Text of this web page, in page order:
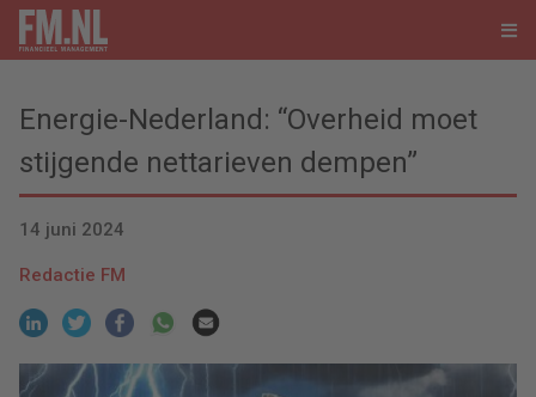
Energie-Nederland: “Overheid moet
stijgende nettarieven dempen”
14 juni 2024
Redactie FM